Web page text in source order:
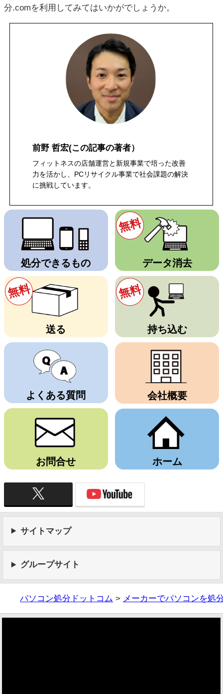
分.comを利用してみてはいかがでしょうか。
前野 哲宏(この記事の著者）
フィットネスの店舗運営と新規事業で培った改善
力を活かし、PCリサイクル事業で社会課題の解決
に挑戦しています。
処分できるもの データ消去
無料
送る
無料
持ち込む
無料
よくある質問 会社概要
お問合せ ホーム
サイトマップ
グループサイト
パソコン処分ドットコム > メーカーでパソコンを処